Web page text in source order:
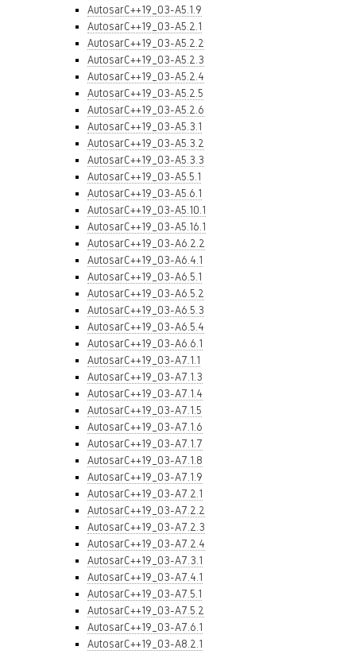
AutosarC++19_03-A5.1.9
AutosarC++19_03-A5.2.1
AutosarC++19_03-A5.2.2
AutosarC++19_03-A5.2.3
AutosarC++19_03-A5.2.4
AutosarC++19_03-A5.2.5
AutosarC++19_03-A5.2.6
AutosarC++19_03-A5.3.1
AutosarC++19_03-A5.3.2
AutosarC++19_03-A5.3.3
AutosarC++19_03-A5.5.1
AutosarC++19_03-A5.6.1
AutosarC++19_03-A5.10.1
AutosarC++19_03-A5.16.1
AutosarC++19_03-A6.2.2
AutosarC++19_03-A6.4.1
AutosarC++19_03-A6.5.1
AutosarC++19_03-A6.5.2
AutosarC++19_03-A6.5.3
AutosarC++19_03-A6.5.4
AutosarC++19_03-A6.6.1
AutosarC++19_03-A7.1.1
AutosarC++19_03-A7.1.3
AutosarC++19_03-A7.1.4
AutosarC++19_03-A7.1.5
AutosarC++19_03-A7.1.6
AutosarC++19_03-A7.1.7
AutosarC++19_03-A7.1.8
AutosarC++19_03-A7.1.9
AutosarC++19_03-A7.2.1
AutosarC++19_03-A7.2.2
AutosarC++19_03-A7.2.3
AutosarC++19_03-A7.2.4
AutosarC++19_03-A7.3.1
AutosarC++19_03-A7.4.1
AutosarC++19_03-A7.5.1
AutosarC++19_03-A7.5.2
AutosarC++19_03-A7.6.1
AutosarC++19_03-A8.2.1